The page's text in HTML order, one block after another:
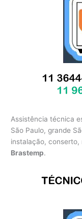
Assistência técnica
São Paulo, grande
instalação, conserto,
Brastemp.